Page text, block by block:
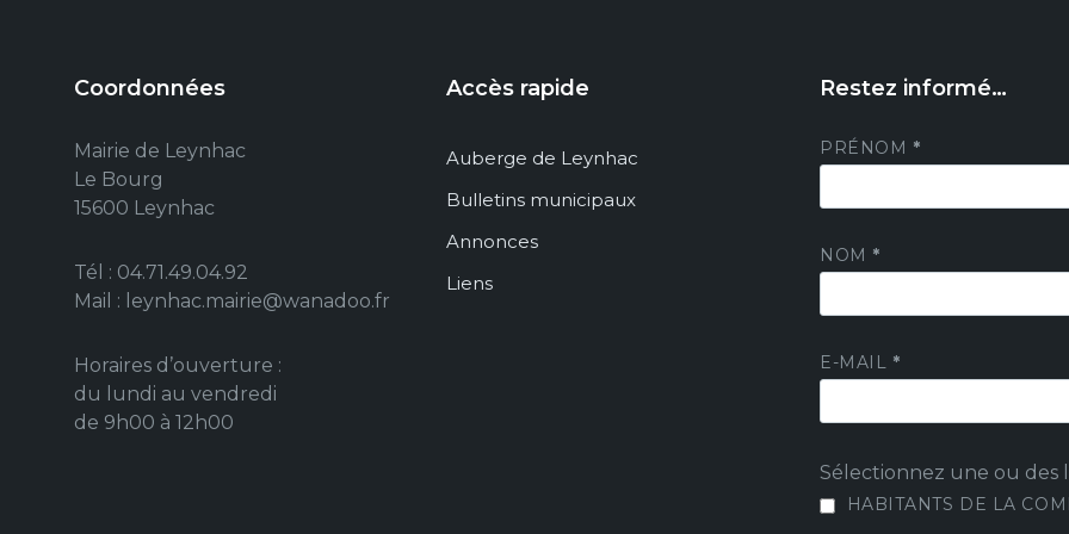
Coordonnées
Mairie de Leynhac
Le Bourg
15600 Leynhac
Tél : 04.71.49.04.92
Mail : leynhac.mairie@wanadoo.fr
Horaires d’ouverture :
du lundi au vendredi
de 9h00 à 12h00
Accès rapide
Auberge de Leynhac
Bulletins municipaux
Annonces
Liens
Restez informé…
PRÉNOM *
NOM *
E-MAIL *
Sélectionnez une ou des
HABITANTS DE LA